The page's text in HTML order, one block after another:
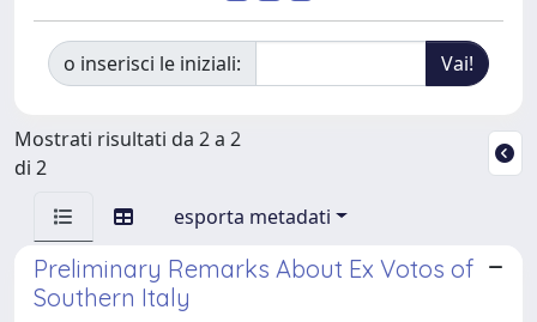
o inserisci le iniziali:
Mostrati risultati da 2 a 2
di 2
esporta metadati
Preliminary Remarks About Ex Votos of
Southern Italy